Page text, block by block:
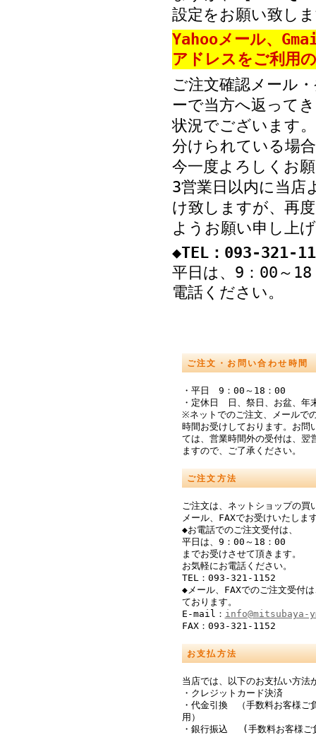
設定をお願い致し
Yahooメール、
アドレスをご利用
ご注文確認メール
ーで当方へ返って
状況でございます
分けられている場
今一度よろしくお
3営業日以内に当店
け致しますが、再
ようお願い申し上
◆TEL：093-321-
平日は、9：00～
電話ください。
ご注文・お問い合わせ時間
・平日 9：00～18：00
・定休日 日、祭日、お盆、年
※ネットでのご注文、メールで
時間お受けしております。お問
ては、営業時間外の受付は、翌
ますので、ご了承ください。
ご注文方法
ご注文は、ネットショップの買
メール、FAXでお受けいたしま
◆お電話でのご注文受付は、
平日は、9：00～18：00
までお受けさせて頂きます。
お気軽にお電話ください。
TEL：093-321-1152
◆メール、FAXでのご注文受付
ております。
E-mail： info@mitsubaya-
FAX：093-321-1152
お支払方法
当店では、以下のお支払い方法
・クレジットカード決済
・代金引換 （手数料お客様ご
用）
・銀行振込 (手数料お客様ご